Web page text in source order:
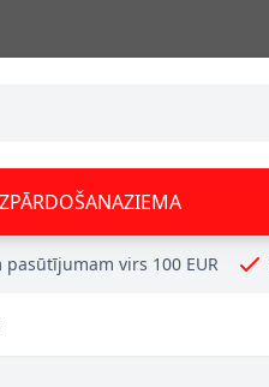
ZIEMA
virs 100 EUR